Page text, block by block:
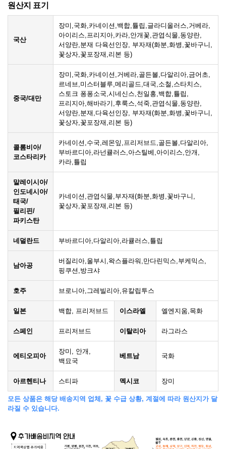
원산지 표기
국산
장미,국화,카네이션,백합,튤립,글라디올러스,거베라,
아이리스,프리지아,카라,안개꽃,관엽식물,동양란,
서양란,분재 다육선인장, 부자재(화분,화병,꽃바구니,
꽃상자,꽃포장재,리본 등)
중국/대만
장미,국화,카네이션,거베라,골든볼,다알리아,금어초,
르네브,미스터블루,메리골드,대국,소철,스타치스,
스토크 퐁퐁소국,시네신스,천일홍,백합,튤립,
프리지아,해바라기,후룩스,석죽,관엽식물,동양란,
서양란,분재,다육선인장, 부자재(화분,화병,꽃바구니,
꽃상자,꽃포장재,리본 등)
콜롬비아/
코스타리카
카네이션,수국,레몬잎,프리저브드,골든볼,다알리아,
부바르디아,라넌큘러스,아스틸베,아이리스,안개,
카라,튤립
말레이시아/
인도네시아/
태국/
필리핀/
파키스탄
카네이션,관엽식물,부자재(화분,화병,꽃바구니,
꽃상자,꽃포장재,리본 등)
네덜란드 부바르디아,다알리아,라큘러스,튤립
남아공
버질리아,울부시,왁스플라워,만다린믹스,부케믹스,
핑쿠션,방크샤
호주 브로니아,그레빌리아,유칼립투스
일본 백합, 프리저브드 이스라엘 엘엔지움,목화
스페인 프리저브드 이탈리아 라그라스
에티오피아
장미, 안개,
백묘국
베트남 국화
아르헨티나 스티파 멕시코 장미
모든 상품은 해당 배송지역 업체, 꽃 수급 상황, 계절에 따라 원산지가 달
라질 수 있습니다.